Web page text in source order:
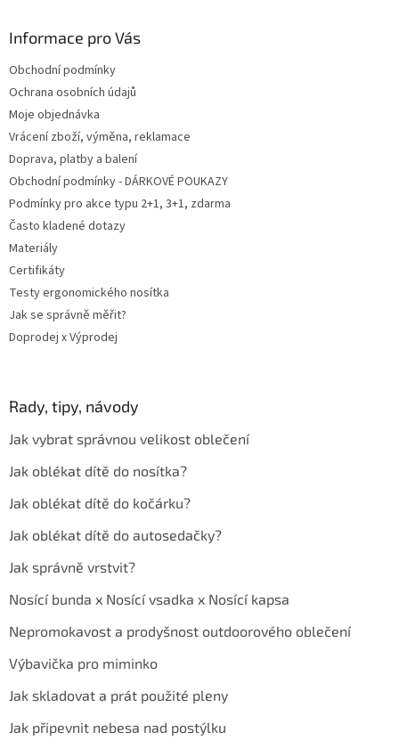
Informace pro Vás
Obchodní podmínky
Ochrana osobních údajů
Moje objednávka
Vrácení zboží, výměna, reklamace
Doprava, platby a balení
Obchodní podmínky - DÁRKOVÉ POUKAZY
Podmínky pro akce typu 2+1, 3+1, zdarma
Často kladené dotazy
Materiály
Certifikáty
Testy ergonomického nosítka
Jak se správně měřit?
Doprodej x Výprodej
Rady, tipy, návody
Jak vybrat správnou velikost oblečení
Jak oblékat dítě do nosítka?
Jak oblékat dítě do kočárku?
Jak oblékat dítě do autosedačky?
Jak správně vrstvit?
Nosící bunda x Nosící vsadka x Nosící kapsa
Nepromokavost a prodyšnost outdoorového oblečení
Výbavička pro miminko
Jak skladovat a prát použité pleny
Jak připevnit nebesa nad postýlku